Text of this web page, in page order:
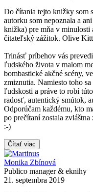
Do čítania tejto knižky som
autorku som nepoznala a
knižka) pre mňa v minulosti
čitateľský zážitok. Olive
Trinásť príbehov vás
ľudského života v malom
bombastické akčné scény,
zmiznutia. Namiesto toho
ľudskosti a práve to robí
radosť, autentický smútok,
Odporúčam každému, kto
po prečítaní zostala
:-)
Čítať viac
Monika Zbínová
Publico manager & eknihy
21. septembra 2019